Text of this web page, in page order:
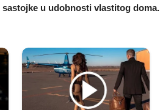
u udobnosti vlastitog doma.